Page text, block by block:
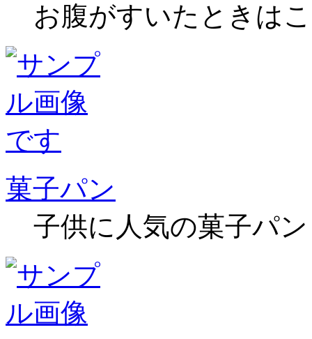
お腹がすいたときは
菓子パン
子供に人気の菓子パ